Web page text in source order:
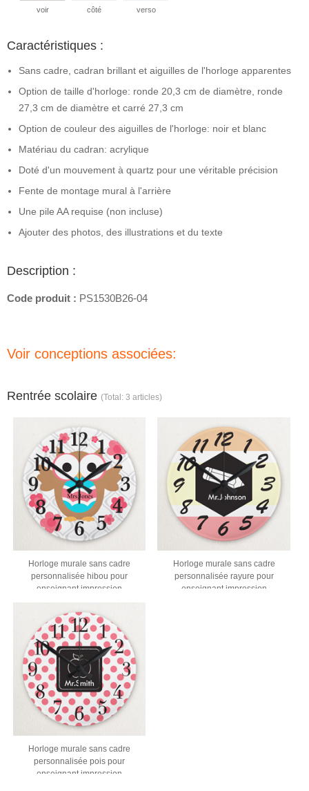
voir côté verso
Caractéristiques :
Sans cadre, cadran brillant et aiguilles de l'horloge apparentes
Option de taille d'horloge: ronde 20,3 cm de diamètre, ronde
27,3 cm de diamètre et carré 27,3 cm
Option de couleur des aiguilles de l'horloge: noir et blanc
Matériau du cadran: acrylique
Doté d'un mouvement à quartz pour une véritable précision
Fente de montage mural à l'arrière
Une pile AA requise (non incluse)
Ajouter des photos, des illustrations et du texte
Description :
Code produit : PS1530B26-04
Voir conceptions associées:
Rentrée scolaire (Total: 3 articles)
Horloge murale sans cadre
personnalisée hibou pour
enseignant impression
Horloge murale sans cadre
personnalisée rayure pour
enseignant impression
Horloge murale sans cadre
personnalisée pois pour
enseignant impression